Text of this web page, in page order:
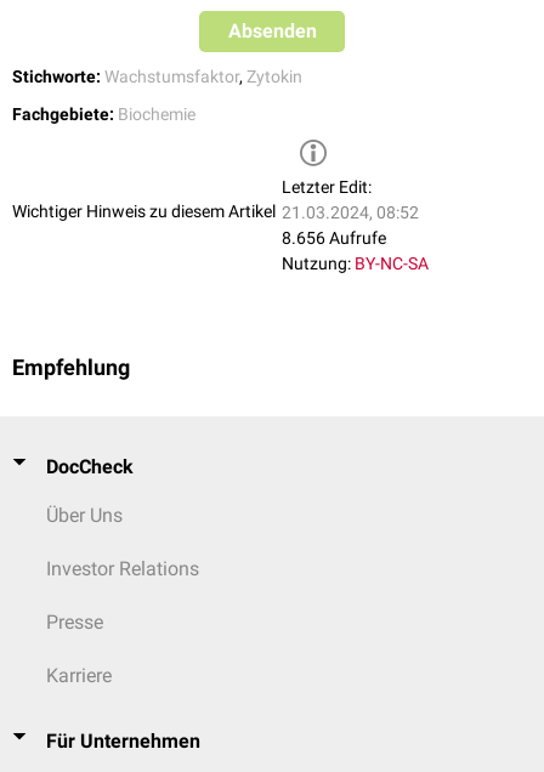
Absenden
Stichworte: Wachstumsfaktor, Zytokin
Fachgebiete: Biochemie
Wichtiger Hinweis zu diesem Artikel
Letzter Edit:
21.03.2024, 08:52
8.656 Aufrufe
Nutzung: BY-NC-SA
Empfehlung
DocCheck
Über Uns
Investor Relations
Presse
Karriere
Für Unternehmen